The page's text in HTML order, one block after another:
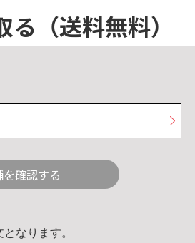
る （送料無料）
確認する
なります。